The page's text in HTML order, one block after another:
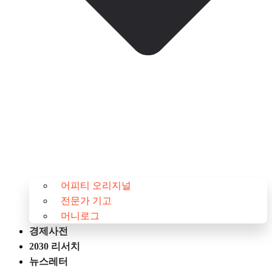
어피티 오리지널
전문가 기고
머니로그
경제사전
2030 리서치
뉴스레터